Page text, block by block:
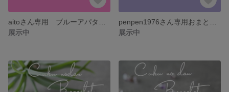
展示中
展示中